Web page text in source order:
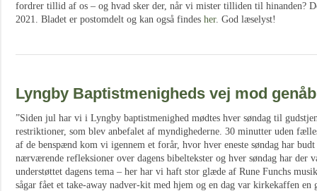
fordrer tillid af os – og hvad sker der, når vi mister tilliden til hinanden?
2021. Bladet er postomdelt og kan også findes her. God læselyst!
Lyngby Baptistmenigheds vej mod
”Siden jul har vi i Lyngby baptistmenighed mødtes hver søndag til
restriktioner, som blev anbefalet af myndighederne. 30 minutter uden
af de benspænd kom vi igennem et forår, hvor hver eneste søndag har
nærværende refleksioner over dagens bibeltekster og hver søndag har der
understøttet dagens tema – her har vi haft stor glæde af Rune Funchs
sågar fået et take-away nadver-kit med hjem og en dag var kirkekaffen